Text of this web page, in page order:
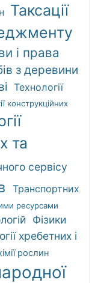
Таксації
і права
з деревини
Технології
конструкційних
та
сервісу
Транспортних
ресурсами
Фізики
хребетних і
рослин